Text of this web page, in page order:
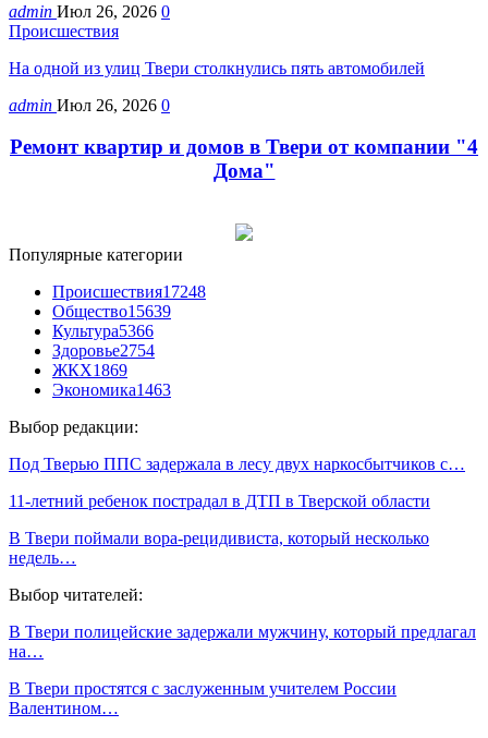
admin Июл 26, 2026 0
Происшествия
На одной из улиц Твери столкнулись пять автомобилей
admin Июл 26, 2026 0
Ремонт квартир и домов в Твери от компании "4
Дома"
Популярные категории
Происшествия17248
Общество15639
Культура5366
Здоровье2754
ЖКХ1869
Экономика1463
Выбор редакции:
Под Тверью ППС задержала в лесу двух наркосбытчиков с…
11-летний ребенок пострадал в ДТП в Тверской области
В Твери поймали вора-рецидивиста, который несколько
недель…
Выбор читателей:
В Твери полицейские задержали мужчину, который предлагал
на…
В Твери простятся с заслуженным учителем России
Валентином…